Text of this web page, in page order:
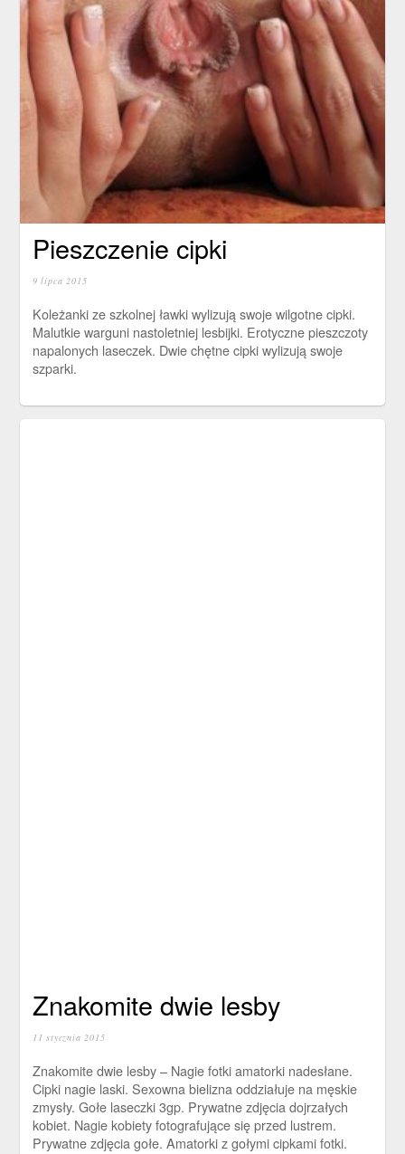
Pieszczenie cipki
9 lipca 2015
Koleżanki ze szkolnej ławki wylizują swoje wilgotne cipki.
Malutkie warguni nastoletniej lesbijki. Erotyczne pieszczoty
napalonych laseczek. Dwie chętne cipki wylizują swoje
szparki.
Znakomite dwie lesby
11 stycznia 2015
Znakomite dwie lesby – Nagie fotki amatorki nadesłane.
Cipki nagie laski. Sexowna bielizna oddziałuje na męskie
zmysły. Gołe laseczki 3gp. Prywatne zdjęcia dojrzałych
kobiet. Nagie kobiety fotografujące się przed lustrem.
Prywatne zdjęcia gołe. Amatorki z gołymi cipkami fotki.